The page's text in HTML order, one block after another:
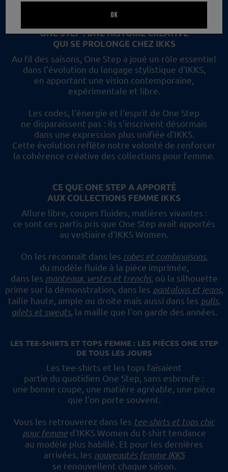
ONE STEP : UNE HISTOIRE CRÉATIVE
QUI SE PROLONGE CHEZ IKKS
Au fil des saisons, One Step a joué un rôle essentiel
dans l'évolution du langage stylistique d'IKKS,
en apportant une vision contemporaine,
expérimentale et libre.
Les codes, l'énergie et l'esprit de One Step
ne disparaissent pas : ils s'inscrivent désormais
dans une expression plus unifiée d'IKKS.
Cette évolution reflète notre volonté de renforcer
la cohérence créative des collections pour femme.
CE QUE ONE STEP A APPORTÉ
AUX COLLECTIONS FEMME IKKS
Allure libre, coupes fluides, matières vivantes :
ce sont ces partis pris que One Step avait apportés
au vestiaire d'IKKS Women.
On les reconnaît dans les robes et combinaisons,
du modèle fluide à la pièce imprimée,
dans les manteaux, vestes et trenchs, où la silhouette
prime sur la démonstration, dans les pantalons et jeans,
taille haute, ample ou droite mais aussi dans les pulls,
gilets et sweats, la maille que l'on garde des années.
LES TEE-SHIRTS ET TOPS FEMME : LES PIÈCES ONE STEP
DE TOUS LES JOURS
Les tee-shirts et les tops faisaient
partie du quotidien One Step, sans esbroufe :
une bonne coupe, une matière agréable, une pièce
que l'on porte souvent.
Vous les retrouverez dans les tee-shirts et tops chic
pour femmed'IKKS Women du t-shirt tendance
au modèle plus habillé. Et pour les dernières
arrivées, les nouveautés femme IKKS
se renouvellent chaque saison.
OK